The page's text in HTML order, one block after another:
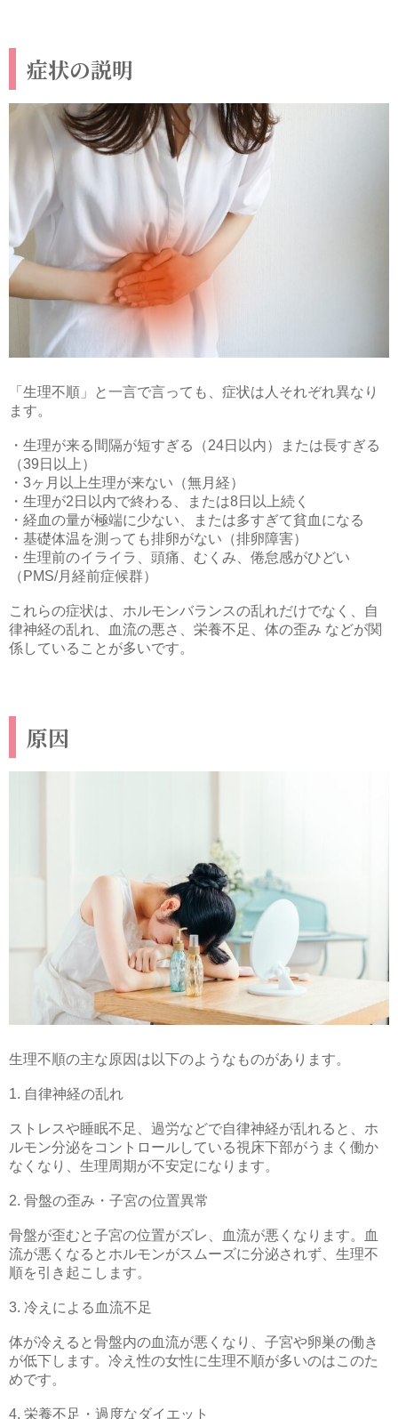
症状の説明
「生理不順」と一言で言っても、症状は人それぞれ異なり
ます。
・生理が来る間隔が短すぎる（24日以内）または長すぎる
（39日以上）
・3ヶ月以上生理が来ない（無月経）
・生理が2日以内で終わる、または8日以上続く
・経血の量が極端に少ない、または多すぎて貧血になる
・基礎体温を測っても排卵がない（排卵障害）
・生理前のイライラ、頭痛、むくみ、倦怠感がひどい
（PMS/月経前症候群）
これらの症状は、ホルモンバランスの乱れだけでなく、自
律神経の乱れ、血流の悪さ、栄養不足、体の歪み などが関
係していることが多いです。
原因
生理不順の主な原因は以下のようなものがあります。
1. 自律神経の乱れ
ストレスや睡眠不足、過労などで自律神経が乱れると、ホ
ルモン分泌をコントロールしている視床下部がうまく働か
なくなり、生理周期が不安定になります。
2. 骨盤の歪み・子宮の位置異常
骨盤が歪むと子宮の位置がズレ、血流が悪くなります。血
流が悪くなるとホルモンがスムーズに分泌されず、生理不
順を引き起こします。
3. 冷えによる血流不足
体が冷えると骨盤内の血流が悪くなり、子宮や卵巣の働き
が低下します。冷え性の女性に生理不順が多いのはこのた
めです。
4. 栄養不足・過度なダイエット